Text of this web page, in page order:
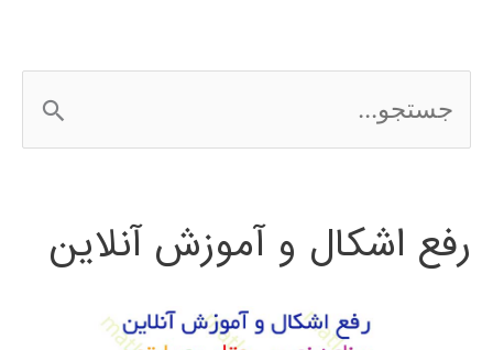
س
ج
رفع اشکال و آموزش آنلاین